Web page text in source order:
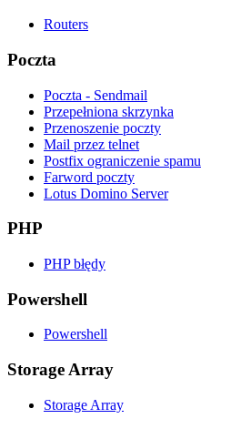
Routers
Poczta
Poczta - Sendmail
Przepełniona skrzynka
Przenoszenie poczty
Mail przez telnet
Postfix ograniczenie spamu
Farword poczty
Lotus Domino Server
PHP
PHP błędy
Powershell
Powershell
Storage Array
Storage Array